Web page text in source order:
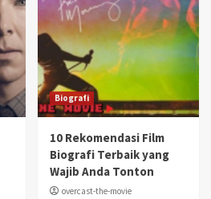
Biografi
10 Rekomendasi Film
Biografi Terbaik yang
Wajib Anda Tonton
overcast-the-movie